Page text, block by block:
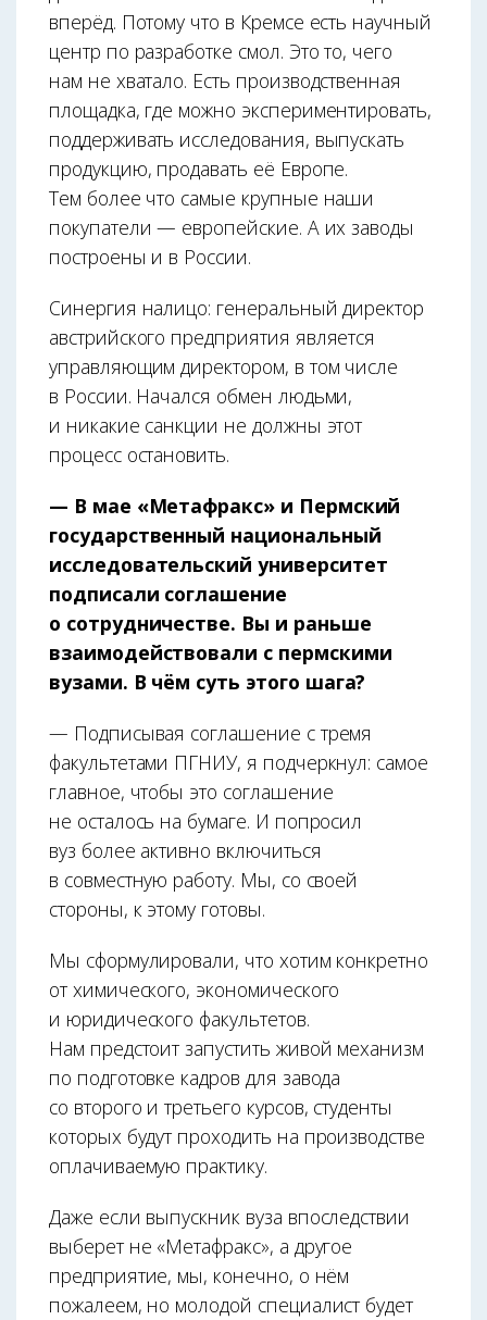
вперёд. Потому что в Кремсе есть научный
центр по разработке смол. Это то, чего
нам не хватало. Есть производственная
площадка, где можно экспериментировать,
поддерживать исследования, выпускать
продукцию, продавать её Европе.
Тем более что самые крупные наши
покупатели — европейские. А их заводы
построены и в России.
Синергия налицо: генеральный директор
австрийского предприятия является
управляющим директором, в том числе
в России. Начался обмен людьми,
и никакие санкции не должны этот
процесс остановить.
— В мае «Метафракс» и Пермский
государственный национальный
исследовательский университет
подписали соглашение
о сотрудничестве. Вы и раньше
взаимодействовали с пермскими
вузами. В чём суть этого шага?
— Подписывая соглашение с тремя
факультетами ПГНИУ, я подчеркнул: самое
главное, чтобы это соглашение
не осталось на бумаге. И попросил
вуз более активно включиться
в совместную работу. Мы, со своей
стороны, к этому готовы.
Мы сформулировали, что хотим конкретно
от химического, экономического
и юридического факультетов.
Нам предстоит запустить живой механизм
по подготовке кадров для завода
со второго и третьего курсов, студенты
которых будут проходить на производстве
оплачиваемую практику.
Даже если выпускник вуза впоследствии
выберет не «Метафракс», а другое
предприятие, мы, конечно, о нём
пожалеем, но молодой специалист будет